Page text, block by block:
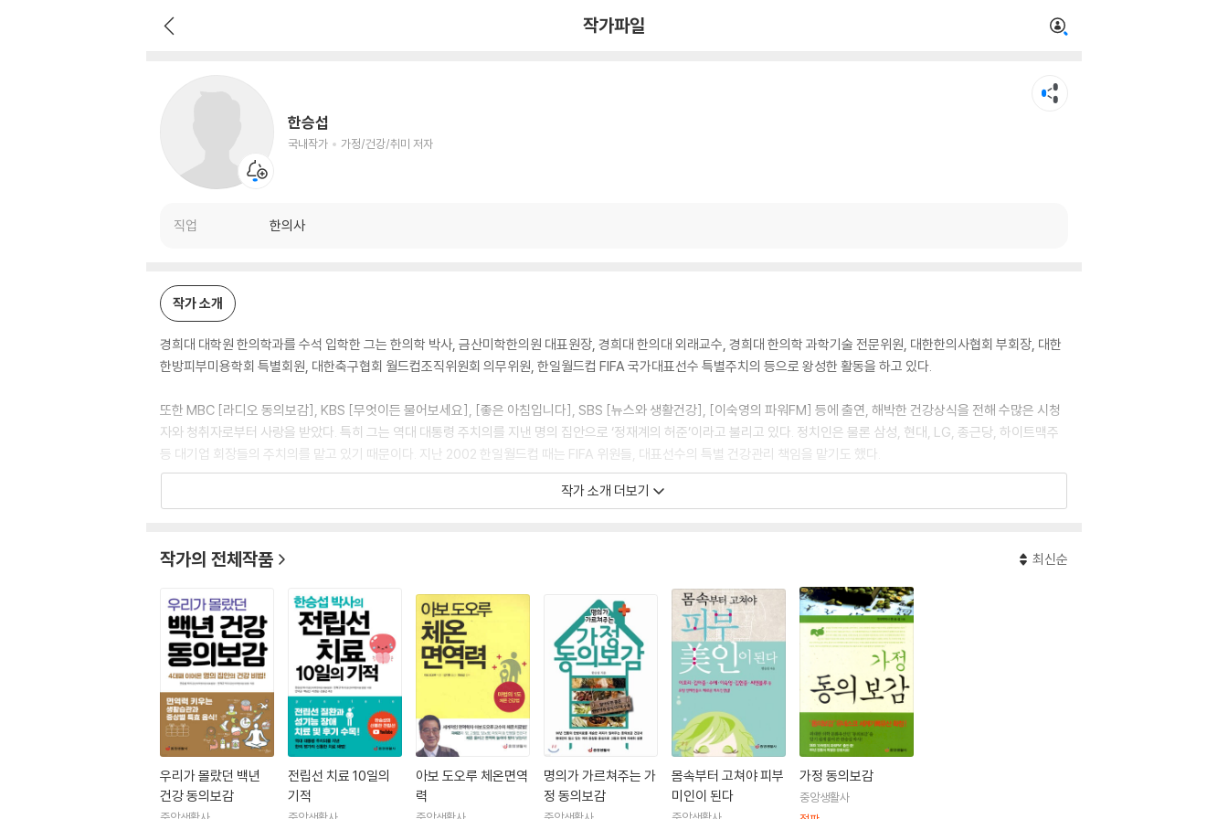
작가파일
한승섭
국내작가 가정/건강/취미 저자
직업 한의사
작가 소개
경희대 대학원 한의학과를 수석 입학한 그는 한의학 박사, 금산미학한의원 대표원장, 경희대 한의대 외래교수, 경희대 한의학 과학기술 전문위원, 대한한의사협회 부회장, 대한
한방피부미용학회 특별회원, 대한축구협회 월드컵조직위원회 의무위원, 한일월드컵 FIFA 국가대표선수 특별주치의 등으로 왕성한 활동을 하고 있다.
또한 MBC [라디오 동의보감], KBS [무엇이든 물어보세요], [좋은 아침입니다], SBS [뉴스와 생활건강], [이숙영의 파워FM] 등에 출연, 해박한 건강상식을 전해 수많은 시청
자와 청취자로부터 사랑을 받았다. 특히 그는 역대 대통령 주치의를 지낸 명의 집안으로 ‘정재계의 허준’이라고 불리고 있다. 정치인은 물론 삼성, 현대, LG, 종근당, 하이트맥주
등 대기업 회장들의 주치의를 맡고 있기 때문이다. 지난 2002 한일월드컵 때는 FIFA 위원들, 대표선수의 특별 건강관리 책임을 맡기도 했다.
저서로는 『우리가 몰랐던 백년 건강 동의보감』, 『한승섭 박사의 전립선 치료 10일의 기적』, 『명의가 가르쳐주는 가정 동의보감』, 『몸속이 깨끗해야 피부미인 된다』, 『한의학 기초
작가 소개 더보기
작가의 전체작품 최신순
우리가 몰랐던 백년
건강 동의보감
전립선 치료 10일의
기적
아보 도오루 체온면역
력
명의가 가르쳐주는 가
정 동의보감
몸속부터 고쳐야 피부
미인이 된다
가정 동의보감
중앙생활사